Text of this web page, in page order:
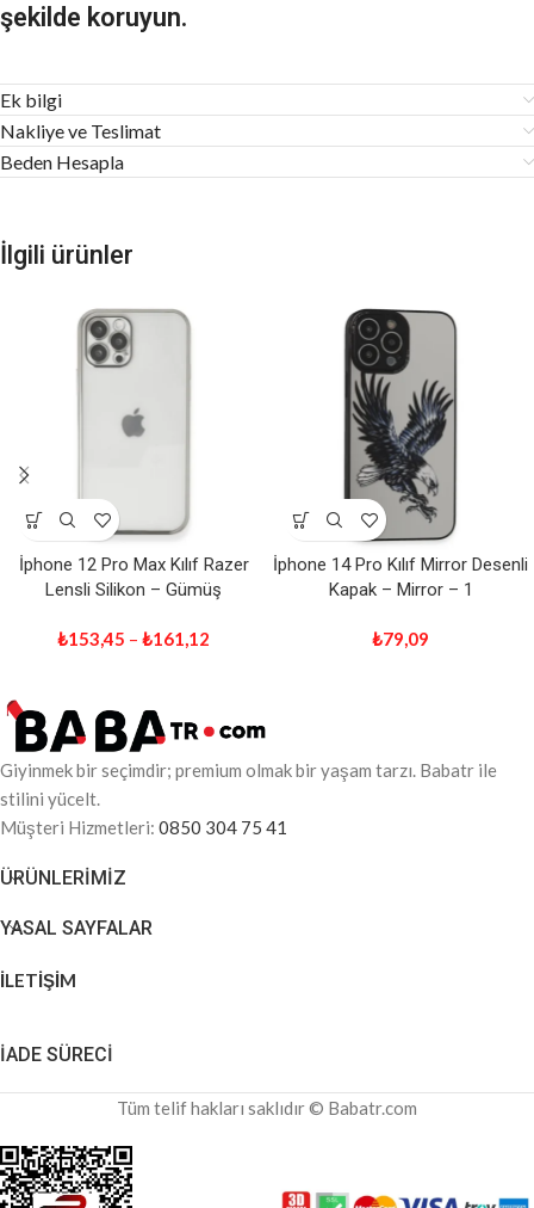
şekilde koruyun.
Ek bilgi
Nakliye ve Teslimat
Beden Hesapla
İlgili ürünler
İphone 12 Pro Max Kılıf Razer
Lensli Silikon – Gümüş
₺153,45 – ₺161,12
İphone 14 Pro Kılıf Mirror Desenli
Kapak – Mirror – 1
₺79,09
Giyinmek bir seçimdir; premium olmak bir yaşam tarzı. Babatr ile
stilini yücelt.
Müşteri Hizmetleri: 0850 304 75 41
ÜRÜNLERIMIZ
YASAL SAYFALAR
İLETİŞİM
İADE SÜRECİ
Tüm telif hakları saklıdır © Babatr.com